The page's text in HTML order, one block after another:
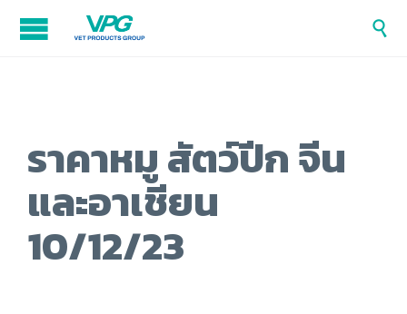

ราคาหมู สัตว์ปีก จีน
และอาเชียน
10/12/23